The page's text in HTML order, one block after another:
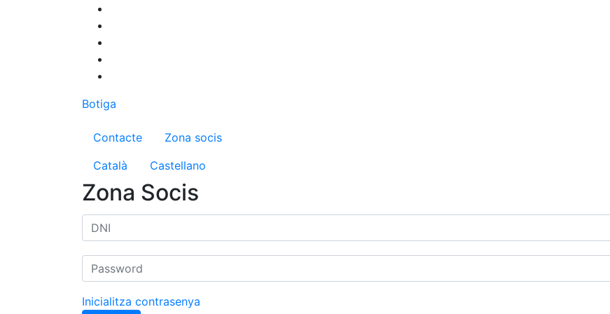
Botiga
Menú del compte d'usuari
Contacte
Zona socis
Català
Castellano
Zona Socis
Inicialitza contrasenya